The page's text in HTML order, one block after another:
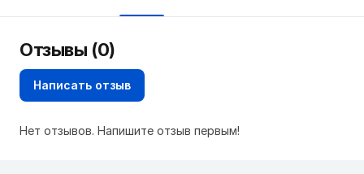
Отзывы (0)
Написать отзыв
Нет отзывов. Напишите отзыв первым!